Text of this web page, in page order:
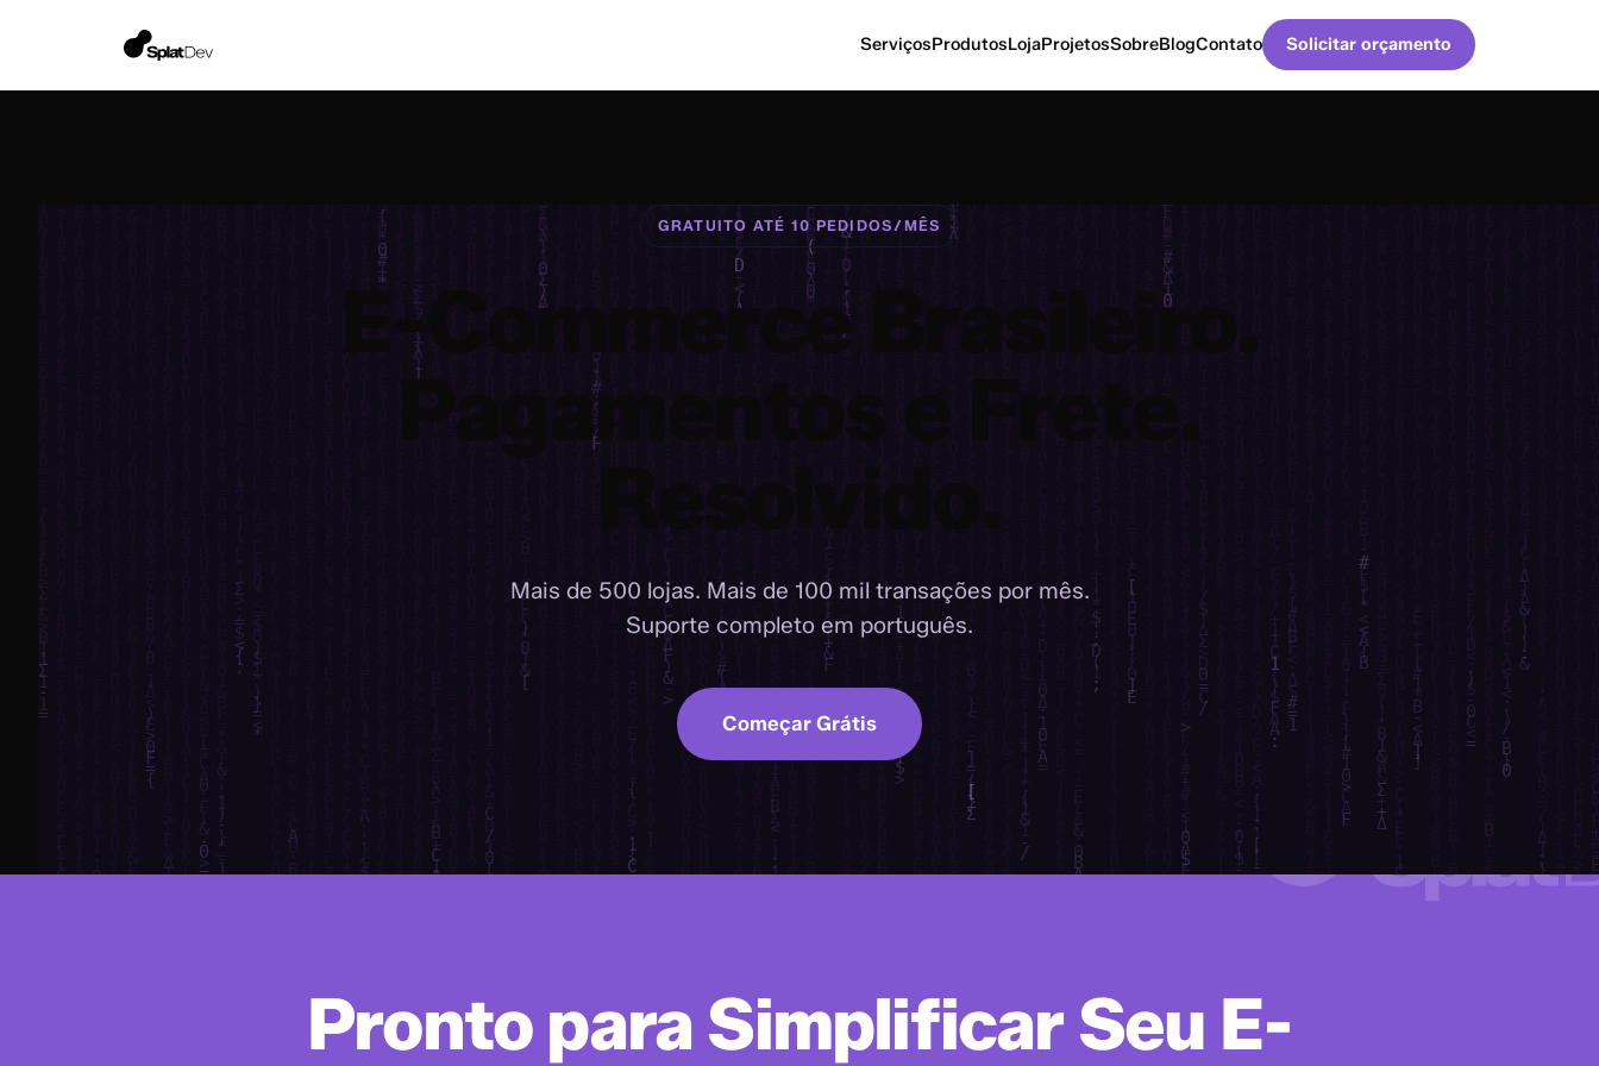
ServiçosProdutosLojaProjetosSobreBlogContato Solicitar orçamento
GRATUITO ATÉ 10 PEDIDOS/MÊS
E-Commerce Brasileiro.
Pagamentos e Frete.
Resolvido.
Mais de 500 lojas. Mais de 100 mil transações por mês.
Suporte completo em português.
Começar Grátis
Pronto para Simplificar Seu E-